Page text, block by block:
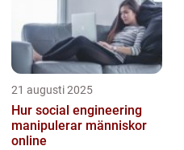
21 augusti 2025
Hur social engineering
manipulerar människor
online